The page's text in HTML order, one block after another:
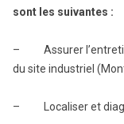
sont les suivantes :
– Assurer
du site industriel
– Localiser et